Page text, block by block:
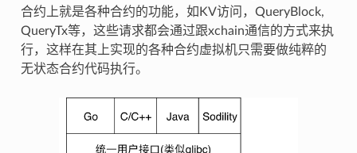
合约上就是各种合约的功能，如KV访问，QueryBlock,
QueryTx等，这些请求都会通过跟xchain通信的方式来执
行，这样在其上实现的各种合约虚拟机只需要做纯粹的
无状态合约代码执行。